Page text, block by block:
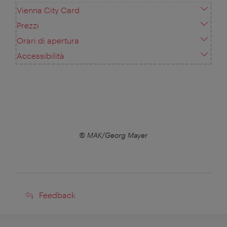
Vienna City Card
Prezzi
Orari di apertura
Accessibilità
© MAK/Georg Mayer
Feedback
Feedback